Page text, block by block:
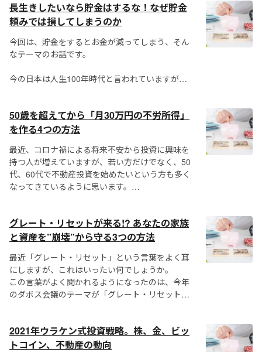
分の半分程度の年金しか受け取ることができない
でしょう。
長生きしたいなら貯金はするな！なぜ貯金
頼みでは損してしまうのか
今回は、貯金をするとお金が減ってしまう、そん
なテーマのお話です。
今の日本は人生100年時代と言われていますが、
一方でデスクワークの大半はAIに取って代わられ
きな...
50歳を超えてから「月30万円の不労所得」
を作る4つの方法
最近、コロナ禍による将来不安から投資に興味を
持つ人が増えていますが、若い方だけでなく、50
代、60代で不動産投資を始めたいという方も多く
なってきているように思います。
グレート・リセットが来る!? あなたの家族
と資産を”崩壊”から守る3つの方法
最近「グレート・リセット」という言葉をよく耳
にしますが、これはいったい何でしょうか。
この言葉がよく聞かれるようになったのは、今年
のダボス会議のテーマが「グレート・リセット」
いてきた社会経済システムや金融シ...
2021年ウラケン式投資戦略。株、金、ビッ
トコイン、不動産の動向